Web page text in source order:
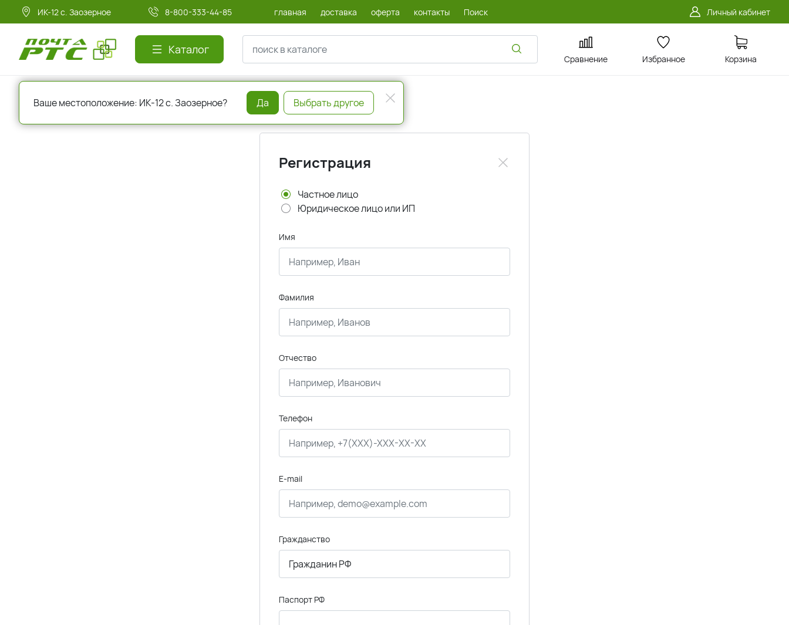
ИК-12 с. Заозерное 8-800-333-44-85 главная доставка оферта контакты Поиск Личный кабинет
Каталог
Сравнение Избранное Корзина
Регистрация
Частное лицо
Юридическое лицо или ИП
Имя
Фамилия
Отчество
Телефон
E-mail
Гражданство
Паспорт РФ
Ваше местоположение: ИК-12 с. Заозерное? Да Выбрать другое